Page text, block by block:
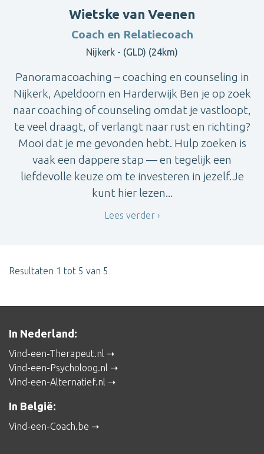
Wietske van Veenen
Coach en Relatiecoach
Nijkerk - (GLD) (24km)
Panoramacoaching – coaching en counseling in
Nijkerk, Apeldoorn en Harderwijk Ben je op zoek
naar coaching of counseling omdat je vastloopt,
te veel draagt, of verlangt naar rust en richting?
Mooi dat je me gevonden hebt. Hulp zoeken is
vaak een dappere stap — en tegelijk een
liefdevolle keuze om te investeren in jezelf.Je
kunt hier lezen...
Lees verder
Resultaten 1 tot 5 van 5
In Nederland:
Vind-een-Therapeut.nl
Vind-een-Psycholoog.nl
Vind-een-Alternatief.nl
In België:
Vind-een-Coach.be